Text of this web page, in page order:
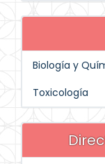
Biología y
Toxicología